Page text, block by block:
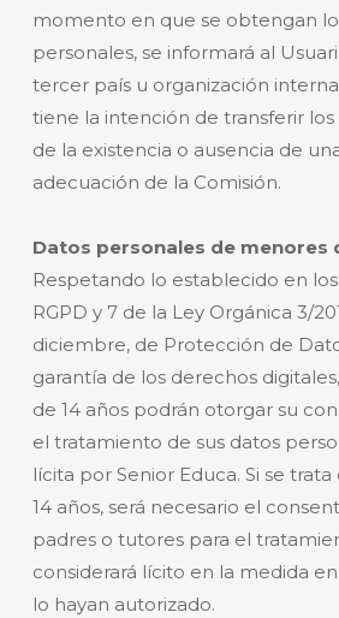
momento en que se obtengan
personales, se informará al
tercer país u organización
tiene la intención de transferir los
de la existencia o ausencia de
adecuación de la Comisión.
Datos personales de menores
Respetando lo establecido en
RGPD y 7 de la Ley Orgánica 3/
diciembre, de Protección de
garantía de los derechos
de 14 años podrán otorgar su
el tratamiento de sus datos
lícita por Senior Educa. Si se
14 años, será necesario el
padres o tutores para el
considerará lícito en la medida
lo hayan autorizado.